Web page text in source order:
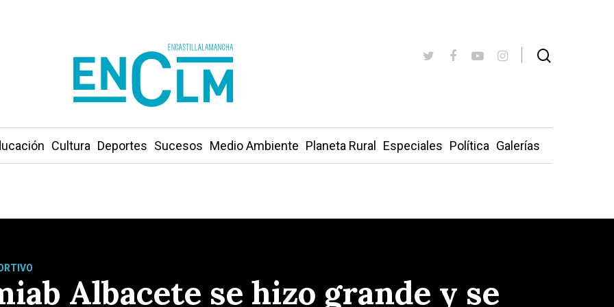
Cultura Deportes Sucesos Medio Ambiente Planeta Rural Especiales Política Galerías
Albacete se hizo grande y se